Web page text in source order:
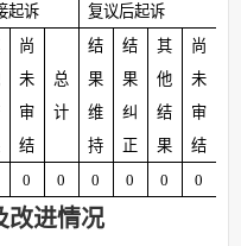
起诉
复议后起诉
尚
未
审
结
总
计
结
果
维
持
结
果
纠
正
其
他
结
果
尚
未
审
结
0 0 0 0 0 0
改进情况